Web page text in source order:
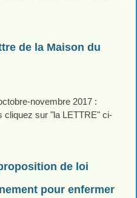
de la Maison du
novembre 2017 :
cliquez sur "la LETTRE" ci-
de loi
pour enfermer